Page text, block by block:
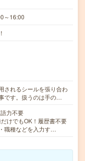
～16:00
されるシールを張り合わ
です。扱うのは手の…
力不要
けでもOK！履歴書不要
職種などを入力す…